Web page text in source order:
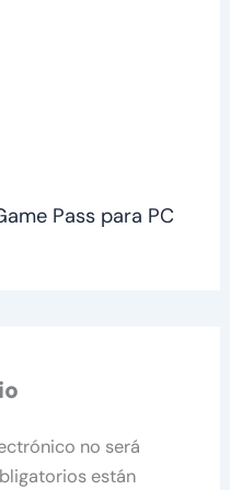
Pass para PC
no será
están